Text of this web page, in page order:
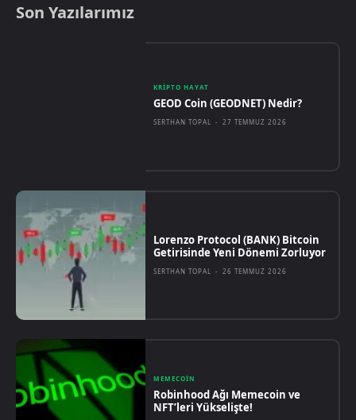
Son Yazılarımız
KRIPTO HAYAT
GEOD Coin (GEODNET) Nedir?
SERTHAN TOPAL - 27 TEMMUZ 2026
Lorenzo Protocol (BANK) Bitcoin
Getirisinde Yeni Dönemi Zorluyor
SERTHAN TOPAL - 26 TEMMUZ 2026
MEMECOIN
Robinhood Ağı Memecoin ve
NFT’leri Yükselişte!